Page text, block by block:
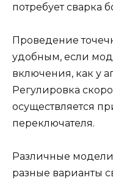
потребует сварка
Проведение
удобным, если
включения, как у
Регулировка
осуществляется
переключателя.
Различные модели
разные варианты